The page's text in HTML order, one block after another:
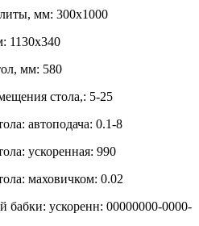
мм: 300х1000
1130х340
мм: 580
стола,: 5-25
автоподача: 0.1-8
ускоренная: 990
маховичком: 0.02
ускоренн: 00000000-0000-